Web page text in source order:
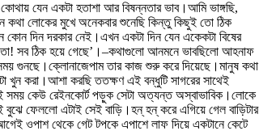
যেন একটা হতাশা আর বিষন্নতার ভাব।আমি ভাঙ্গছি,
কথা লোকের মুখে অনেকবার শুনেছি কিন্তু কিছুই তো ঠিক
দিন দরকার নেই।এখন একটা দিন যেন একেকটা বিষের
তো! সব ঠিক হয়ে গেছে’।–কথাগুলো আনমনে ভাবছিলো আহনাফ
গুনছে।ক্লোনাজেপাম তার কাজ শুরু করে দিয়েছে।মানুষ কথা
খুন করা।আশা করছি ততক্ষণ এই বন্ধুটি সাগরের সাথেই
সময় কেউ রেইনকোর্ট পড়ুক সেটা অত্যন্ত অস্বাভাবিক।লোকে
বুঝে ফেললো এটাই সেই বাড়ি।হন্ হন্ করে এগিয়ে গেল বাড়িটার
ওপাশ থেকে গেট টপকে এপাশে লাফ দিয়ে একটানে কেটে